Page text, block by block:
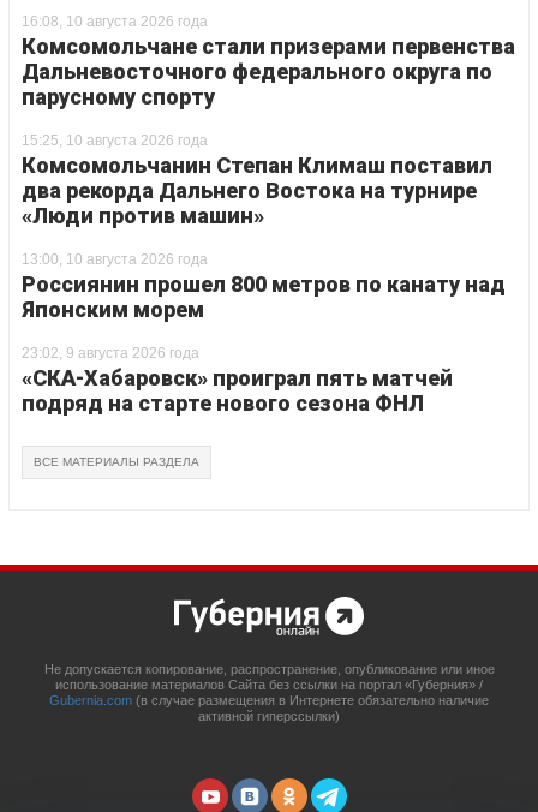
16:08, 10 августа 2026 года
Комсомольчане стали призерами первенства
Дальневосточного федерального округа по
парусному спорту
15:25, 10 августа 2026 года
Комсомольчанин Степан Климаш поставил
два рекорда Дальнего Востока на турнире
«Люди против машин»
13:00, 10 августа 2026 года
Россиянин прошел 800 метров по канату над
Японским морем
23:02, 9 августа 2026 года
«СКА-Хабаровск» проиграл пять матчей
подряд на старте нового сезона ФНЛ
ВСЕ МАТЕРИАЛЫ РАЗДЕЛА
Не допускается копирование, распространение, опубликование или иное
использование материалов Сайта без ссылки на портал «Губерния» /
Gubernia.com (в случае размещения в Интернете обязательно наличие
активной гиперссылки)